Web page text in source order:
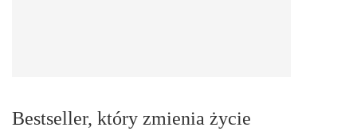
Bestseller, który zmienia życie